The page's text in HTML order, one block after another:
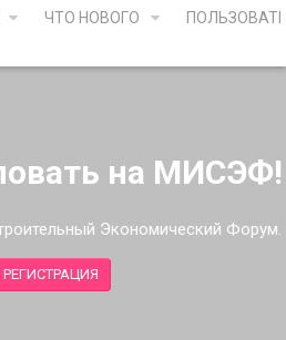
ЧТО НОВОГО
на МИСЭФ!
Экономический Форум.
РЕГИСТРАЦИЯ